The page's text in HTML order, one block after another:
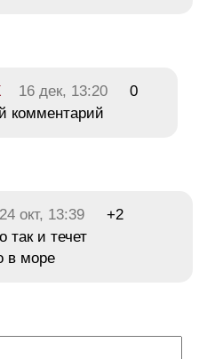
16 дек, 13:20
0
комментарий
24 окт, 13:39
+2
так и течет
в море